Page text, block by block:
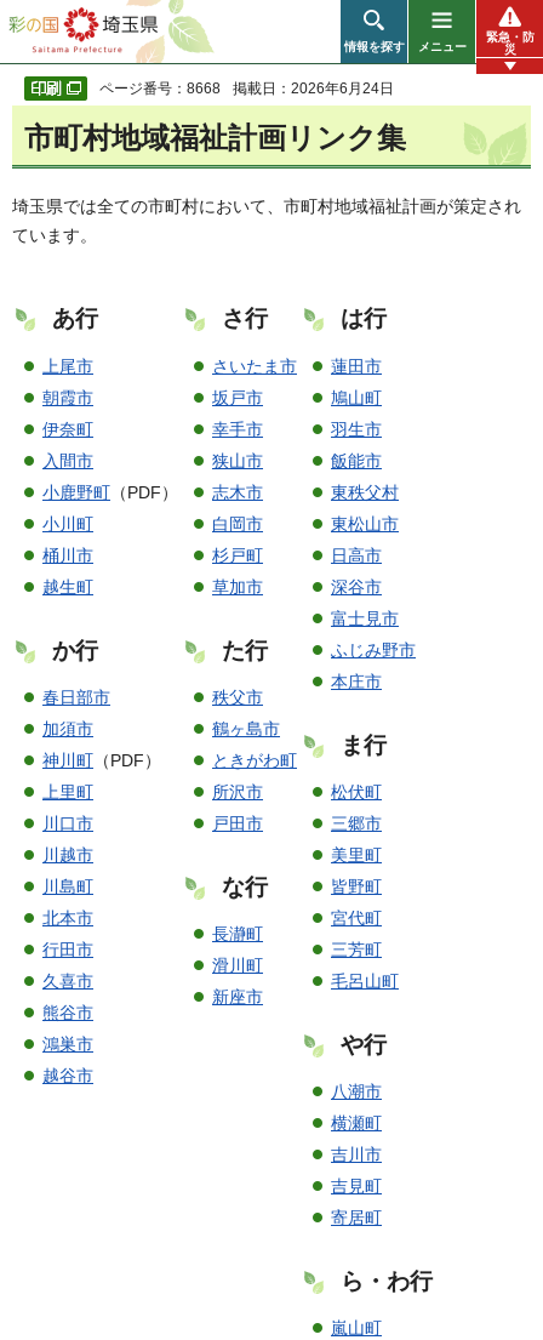
彩の国 埼玉県
情報を探す メニュー
緊急・防
災
ページ番号：8668 掲載日：2026年6月24日
市町村地域福祉計画リンク集
埼玉県では全ての市町村において、市町村地域福祉計画が策定され
ています。
あ行
上尾市
朝霞市
伊奈町
入間市
小鹿野町 （PDF）
小川町
桶川市
越生町
か行
春日部市
加須市
神川町 （PDF）
上里町
川口市
川越市
川島町
北本市
行田市
久喜市
熊谷市
鴻巣市
越谷市
さ行
さいたま市
坂戸市
幸手市
狭山市
志木市
白岡市
杉戸町
草加市
た行
秩父市
鶴ヶ島市
ときがわ町
所沢市
戸田市
な行
長瀞町
滑川町
新座市
は行
蓮田市
鳩山町
羽生市
飯能市
東秩父村
東松山市
日高市
深谷市
富士見市
ふじみ野市
本庄市
ま行
松伏町
三郷市
美里町
皆野町
宮代町
三芳町
毛呂山町
や行
八潮市
横瀬町
吉川市
吉見町
寄居町
ら・わ行
嵐山町